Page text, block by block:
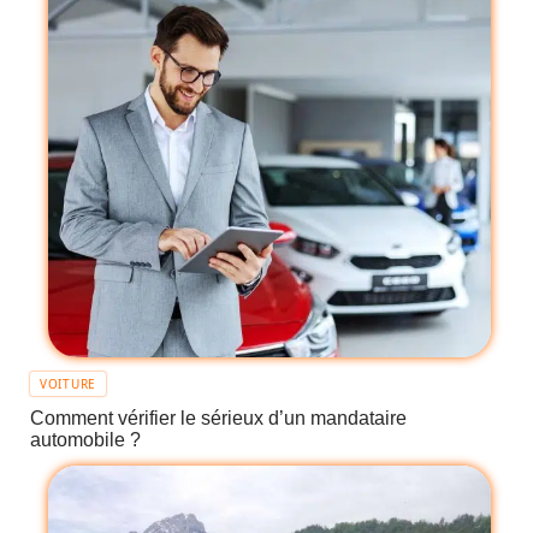
VOITURE
Comment vérifier le sérieux d’un mandataire
automobile ?